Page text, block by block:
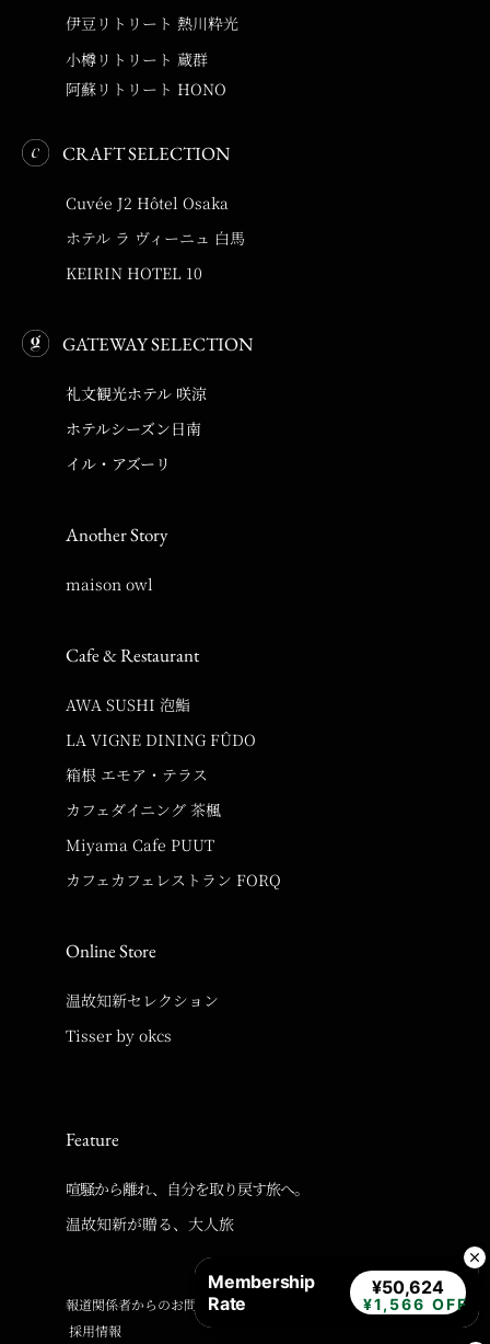
伊豆リトリート 熱川粋光
小樽リトリート 蔵群
阿蘇リトリート HONO
CRAFT SELECTION
Cuvée J2 Hôtel Osaka
ホテル ラ ヴィーニュ 白馬
KEIRIN HOTEL 10
GATEWAY SELECTION
礼文観光ホテル 咲涼
ホテルシーズン日南
イル・アズーリ
Another Story
maison owl
Cafe & Restaurant
AWA SUSHI 泡鮨
LA VIGNE DINING FÛDO
箱根 エモア・テラス
カフェダイニング 茶楓
Miyama Cafe PUUT
カフェカフェレストラン FORQ
Online Store
温故知新セレクション
Tisser by okcs
Feature
喧騒から離れ、自分を取り戻す旅へ。
温故知新が贈る、大人旅
報道関係者からのお問い合わせ
採用情報
Membership
Rate
¥50,624
¥1,566 OFF